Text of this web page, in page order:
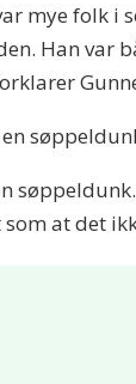
mye folk
Han var
at det